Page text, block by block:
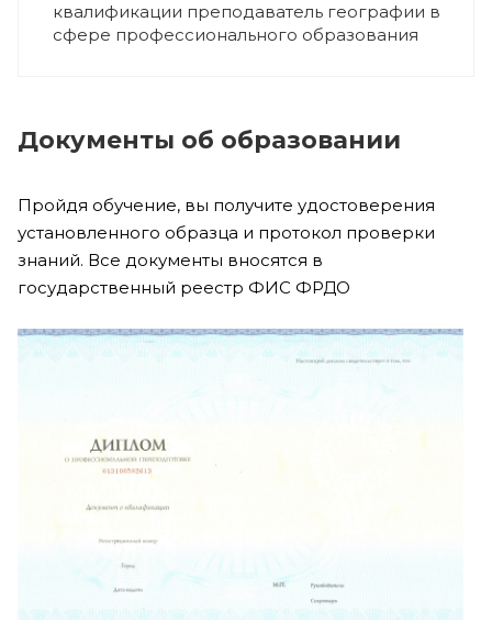
квалификации преподаватель географии в
сфере профессионального образования
Документы об образовании
Пройдя обучение, вы получите удостоверения
установленного образца и протокол проверки
знаний. Все документы вносятся в
государственный реестр ФИС ФРДО